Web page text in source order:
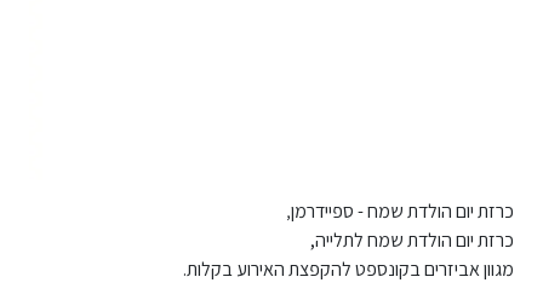
כרזת יום הולדת שמח - ספיידרמן,
כרזת יום הולדת שמח לתלייה,
מגוון אביזרים בקונספט להקפצת האירוע בקלות.